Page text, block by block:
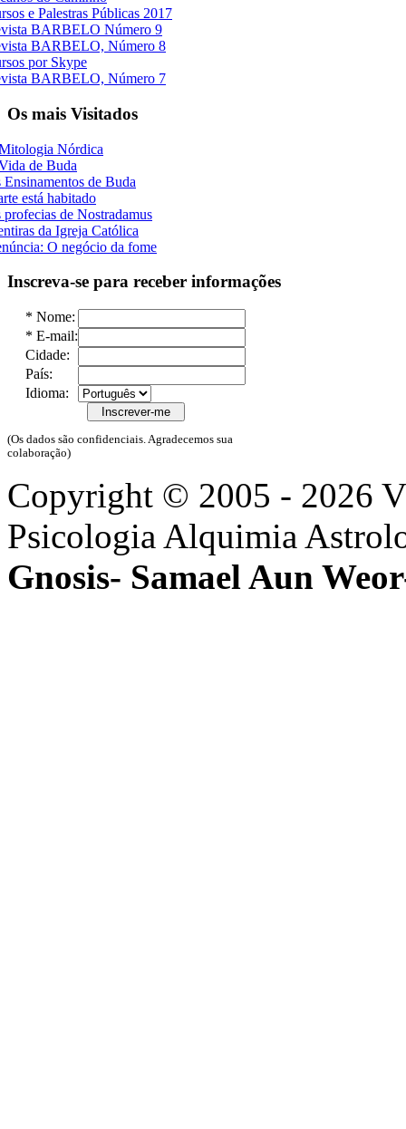
e Palestras Públicas 2017
BARBELO Número 9
BARBELO, Número 8
por Skype
BARBELO, Número 7
Os mais Visitados
Nórdica
de Buda
Ensinamentos de Buda
está habitado
profecias de Nostradamus
da Igreja Católica
O negócio da fome
Inscreva-se para receber informações
* Nome:
* E-mail:
Cidade:
País:
Idioma:
(Os dados são confidenciais. Agradecemos sua
colaboração)
Copyright © 2005 - 2026
Psicologia Alquimia
Gnosis- Samael Aun